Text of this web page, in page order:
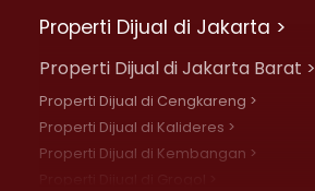
Properti Dijual di Jakarta >
Properti Dijual di Jakarta Barat >
Properti Dijual di Cengkareng >
Properti Dijual di Kalideres >
Properti Dijual di Kembangan >